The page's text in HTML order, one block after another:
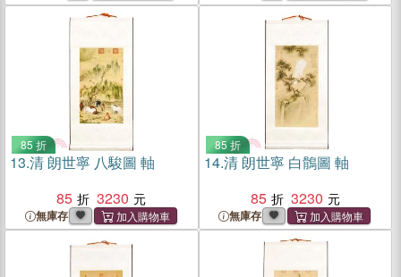
85 折
13.清 朗世寧 八駿圖 軸
85
3230
無庫存
85 折
14.清 朗世寧 白鶻圖 軸
85
3230
無庫存